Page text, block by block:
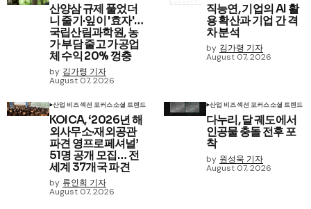
산양삼 규제 풀었더
니 줄기·잎이 '효자'…
국립산림과학원, 농
가 부담 줄고 가공업
체 수익 20% 껑충
by 김가령 기자
August 07, 2026
직능연, 기업의 AI 활
용 확산과 기업 간 격
차 분석
by 김가령 기자
August 07, 2026
산업 비즈섹션 포커스소셜 트렌드
KOICA, ‘2026년 해
외사무소·재외공관
파견 영프로페셔널’
51명 공개 모집… 전
세계 37개국 파견
by 류인희 기자
August 07, 2026
산업 비즈섹션 포커스소셜 트렌드
다누리, 달 궤도에서
인공물 충돌 전후 포
착
by 원성욱 기자
August 07, 2026